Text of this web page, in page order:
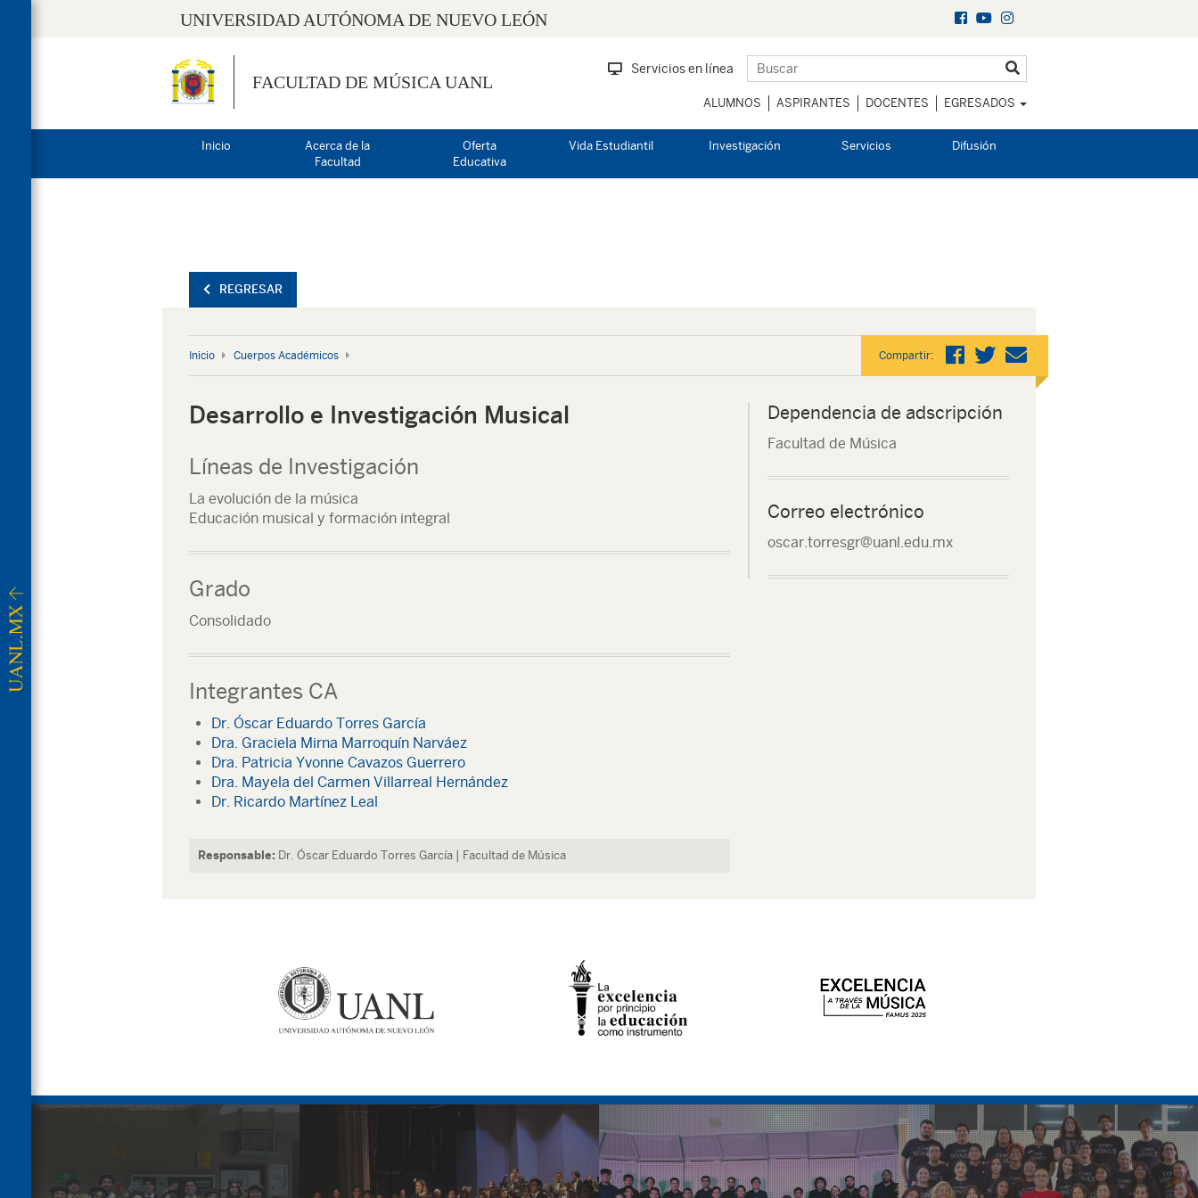
UNIVERSIDAD AUTÓNOMA DE NUEVO LEÓN
FACULTAD DE MÚSICA UANL
Servicios en línea
ALUMNOS ASPIRANTES DOCENTES EGRESADOS
Inicio
Acerca de la
Facultad
Oferta
Educativa
Vida Estudiantil Investigación Servicios Difusión
REGRESAR
Inicio Cuerpos Académicos Compartir:
Desarrollo e Investigación Musical
Líneas de Investigación
La evolución de la música
Educación musical y formación integral
Grado
Consolidado
Integrantes CA
Dr. Óscar Eduardo Torres García
Dra. Graciela Mirna Marroquín Narváez
Dra. Patricia Yvonne Cavazos Guerrero
Dra. Mayela del Carmen Villarreal Hernández
Dr. Ricardo Martínez Leal
Responsable: Dr. Óscar Eduardo Torres García | Facultad de Música
Dependencia de adscripción
Facultad de Música
Correo electrónico
oscar.torresgr@uanl.edu.mx